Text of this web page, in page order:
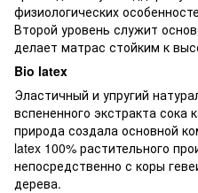
физиологических
Второй уровень служит
делает матрас стойким к
Bio latex
Эластичный и упругий
вспененного экстракта сока
природа создала основной
latex 100% растительного
непосредственно с коры
дерева.